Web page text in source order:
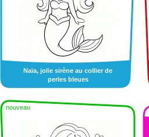
Naïa, jolie sirène au collier de
perles bleues
nouveau